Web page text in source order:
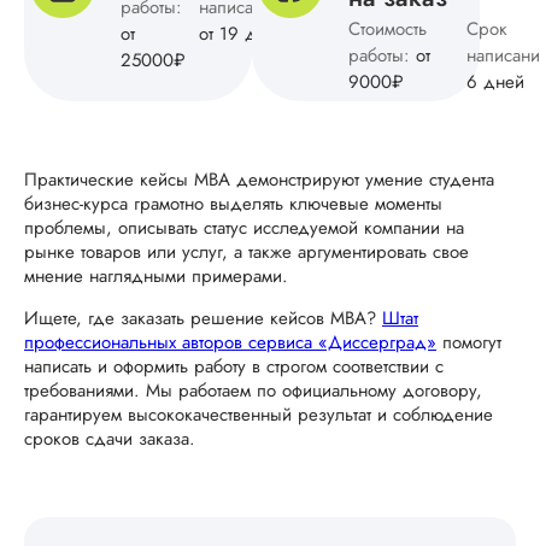
Ольга Р.
Дата: 2025-07-10
Из всех
которые мне
это самая
спокойная
Я знаю, что она
адекватно
ситуацию, поможет
разобраться с
работы:
от
25000₽
написания:
от 19 дней
Стоимость
работы: от
9000₽
Срок
6 дней
Практические кейсы МВА демонстрируют умение студента
бизнес-курса грамотно выделять ключевые моменты
проблемы, описывать статус исследуемой компании на
рынке товаров или услуг, а также аргументировать свое
мнение наглядными примерами.
Ищете, где заказать решение кейсов МВА? Штат
профессиональных авторов сервиса «Диссерград» помогут
написать и оформить работу в строгом соответствии с
требованиями. Мы работаем по официальному договору,
гарантируем высококачественный результат и соблюдение
сроков сдачи заказа.